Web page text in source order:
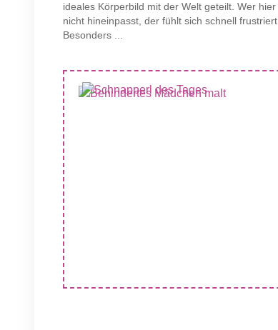
ideales Körperbild mit der Welt geteilt. Wer hier
nicht hineinpasst, der fühlt sich schnell frustriert.
Besonders ...